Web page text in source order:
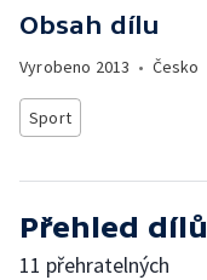
Obsah dílu
Vyrobeno 2013 • Česko
Sport
Přehled dílů
11 přehratelných